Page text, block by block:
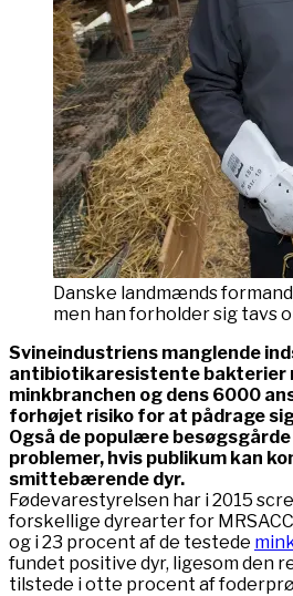
Danske landmænds
men han forholder sig tavs
Svineindustriens manglende
antibiotikaresistente bakterier
minkbranchen og dens 6000
forhøjet risiko for at pådrage
Også de populære
problemer, hvis publikum kan
smittebærende dyr.
Fødevarestyrelsen har i 2015
forskellige dyrearter for
og i 23 procent af de testede
fundet positive dyr, ligesom den
tilstede i otte procent af